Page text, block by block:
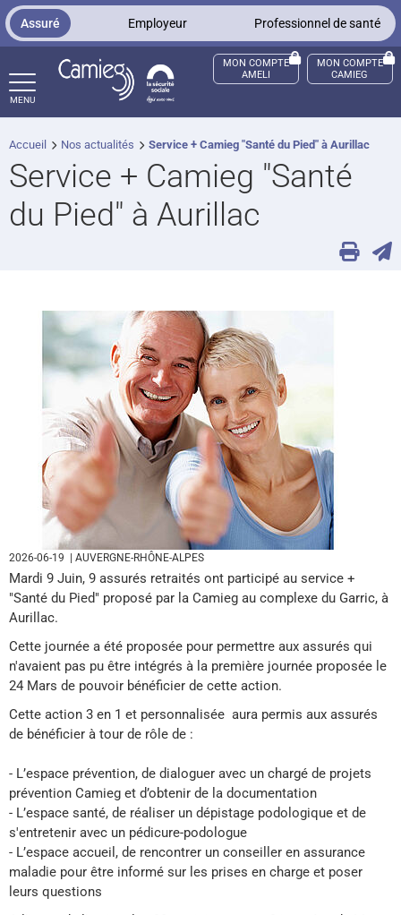
Panneau de gestion des cookies
Assuré Employeur Professionnel de santé
MENU
sourds et malentendants
MON COMPTE
AMELI
MON COMPTE
CAMIEG
Accueil Nos actualités Service + Camieg "Santé du Pied" à Aurillac
Service + Camieg "Santé
du Pied" à Aurillac
2026-06-19 | AUVERGNE-RHÔNE-ALPES
Mardi 9 Juin, 9 assurés retraités ont participé au service +
"Santé du Pied" proposé par la Camieg au complexe du Garric, à
Aurillac.
Cette journée a été proposée pour permettre aux assurés qui
n'avaient pas pu être intégrés à la première journée proposée le
24 Mars de pouvoir bénéficier de cette action.
Cette action 3 en 1 et personnalisée aura permis aux assurés
de bénéficier à tour de rôle de :
- L’espace prévention, de dialoguer avec un chargé de projets
prévention Camieg et d’obtenir de la documentation
- L’espace santé, de réaliser un dépistage podologique et de
s'entretenir avec un pédicure-podologue
- L’espace accueil, de rencontrer un conseiller en assurance
maladie pour être informé sur les prises en charge et poser
leurs questions